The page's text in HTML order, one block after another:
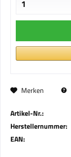
Merken
Artikel-Nr.:
Herstellernummer:
EAN: